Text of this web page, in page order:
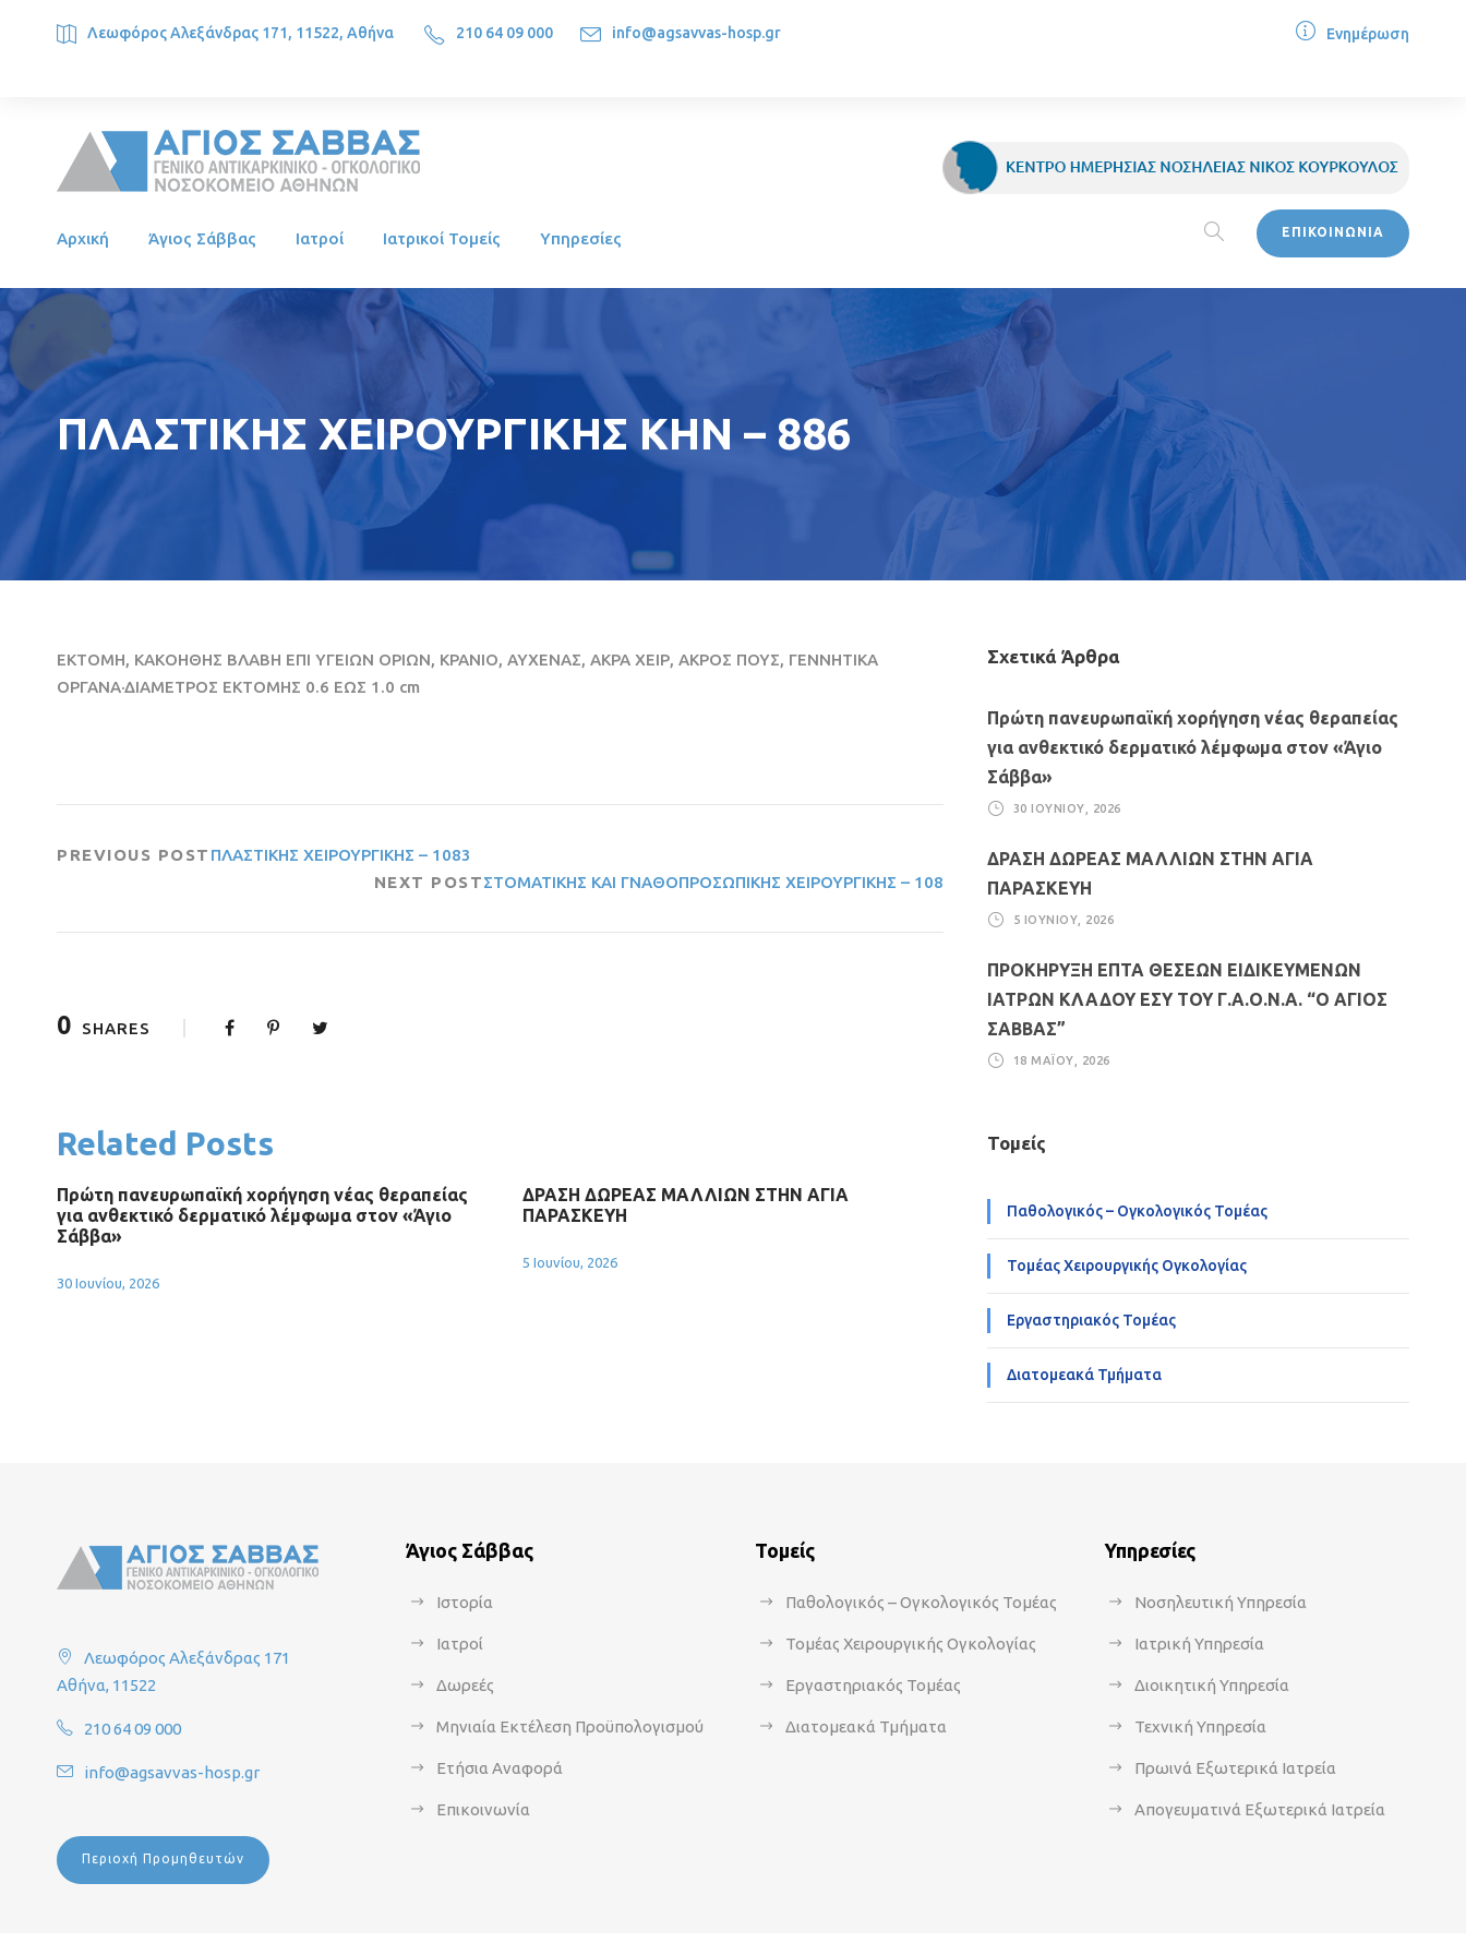
Λεωφόρος Αλεξάνδρας 171, 11522, Αθήνα 210 64 09 000 info@agsavvas-hosp.gr Ενημέρωση
Αρχική Άγιος Σάββας Ιατροί Ιατρικοί Τομείς Υπηρεσίες ΕΠΙΚΟΙΝΩΝΙΑ
ΠΛΑΣΤΙΚΗΣ ΧΕΙΡΟΥΡΓΙΚΗΣ ΚΗΝ – 886
ΕΚΤΟΜΗ, ΚΑΚΟΗΘΗΣ ΒΛΑΒΗ ΕΠΙ ΥΓΕΙΩΝ ΟΡΙΩΝ, ΚΡΑΝΙΟ, ΑΥΧΕΝΑΣ, ΑΚΡΑ ΧΕΙΡ, ΑΚΡΟΣ ΠΟΥΣ, ΓΕΝΝΗΤΙΚΑ
ΟΡΓΑΝΑ·ΔΙΑΜΕΤΡΟΣ ΕΚΤΟΜΗΣ 0.6 ΕΩΣ 1.0 cm
PREVIOUS POST ΠΛΑΣΤΙΚΗΣ ΧΕΙΡΟΥΡΓΙΚΗΣ – 1083
NEXT POSTΣΤΟΜΑΤΙΚΗΣ ΚΑΙ ΓΝΑΘΟΠΡΟΣΩΠΙΚΗΣ ΧΕΙΡΟΥΡΓΙΚΗΣ – 108
0 SHARES
Related Posts
Πρώτη πανευρωπαϊκή χορήγηση νέας θεραπείας
για ανθεκτικό δερματικό λέμφωμα στον «Άγιο
Σάββα»
30 Ιουνίου, 2026
ΔΡΑΣΗ ΔΩΡΕΑΣ ΜΑΛΛΙΩΝ ΣΤΗΝ ΑΓΙΑ
ΠΑΡΑΣΚΕΥΗ
5 Ιουνίου, 2026
Σχετικά Άρθρα
Πρώτη πανευρωπαϊκή χορήγηση νέας θεραπείας
για ανθεκτικό δερματικό λέμφωμα στον «Άγιο
Σάββα»
30 ΙΟΥΝΊΟΥ, 2026
ΔΡΑΣΗ ΔΩΡΕΑΣ ΜΑΛΛΙΩΝ ΣΤΗΝ ΑΓΙΑ
ΠΑΡΑΣΚΕΥΗ
5 ΙΟΥΝΊΟΥ, 2026
ΠΡΟΚΗΡΥΞΗ ΕΠΤΑ ΘΕΣΕΩΝ ΕΙΔΙΚΕΥΜΕΝΩΝ
ΙΑΤΡΩΝ ΚΛΑΔΟΥ ΕΣΥ ΤΟΥ Γ.Α.Ο.Ν.Α. “Ο ΑΓΙΟΣ
ΣΑΒΒΑΣ”
18 ΜΑΪ́ΟΥ, 2026
Τομείς
Παθολογικός – Ογκολογικός Τομέας
Τομέας Χειρουργικής Ογκολογίας
Εργαστηριακός Τομέας
Διατομεακά Τμήματα
Λεωφόρος Αλεξάνδρας 171
Αθήνα, 11522
210 64 09 000
info@agsavvas-hosp.gr
Περιοχή Προμηθευτών
Άγιος Σάββας
Ιστορία
Ιατροί
Δωρεές
Μηνιαία Εκτέλεση Προϋπολογισμού
Ετήσια Αναφορά
Επικοινωνία
Τομείς
Παθολογικός – Ογκολογικός Τομέας
Τομέας Χειρουργικής Ογκολογίας
Εργαστηριακός Τομέας
Διατομεακά Τμήματα
Υπηρεσίες
Νοσηλευτική Υπηρεσία
Ιατρική Υπηρεσία
Διοικητική Υπηρεσία
Τεχνική Υπηρεσία
Πρωινά Εξωτερικά Ιατρεία
Απογευματινά Εξωτερικά Ιατρεία